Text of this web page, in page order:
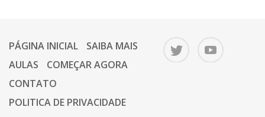
PÁGINA INICIAL
SAIBA MAIS
AULAS
COMEÇAR AGORA
CONTATO
POLITICA DE PRIVACIDADE